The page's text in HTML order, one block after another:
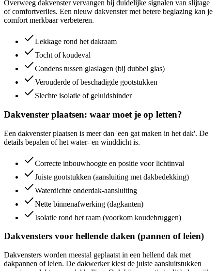
Overweeg dakvenster vervangen bij duidelijke signalen van slijtage
of comfortverlies. Een nieuw dakvenster met betere beglazing kan je
comfort merkbaar verbeteren.
Lekkage rond het dakraam
Tocht of koudeval
Condens tussen glaslagen (bij dubbel glas)
Verouderde of beschadigde gootstukken
Slechte isolatie of geluidshinder
Dakvenster plaatsen: waar moet je op letten?
Een dakvenster plaatsen is meer dan 'een gat maken in het dak'. De
details bepalen of het water- en winddicht is.
Correcte inbouwhoogte en positie voor lichtinval
Juiste gootstukken (aansluiting met dakbedekking)
Waterdichte onderdak-aansluiting
Nette binnenafwerking (dagkanten)
Isolatie rond het raam (voorkom koudebruggen)
Dakvensters voor hellende daken (pannen of leien)
Dakvensters worden meestal geplaatst in een hellend dak met
dakpannen of leien. De dakwerker kiest de juiste aansluitstukken